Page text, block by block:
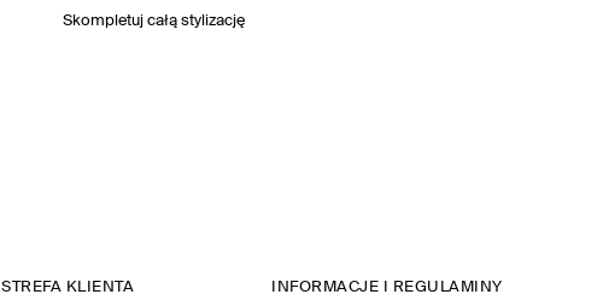
Skompletuj całą stylizację
STREFA KLIENTA INFORMACJE I REGULAMINY